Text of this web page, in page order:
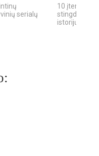
serialų
10 įtemptų,
stingdančių
istorijų